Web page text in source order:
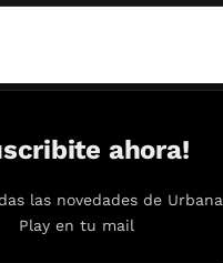
ahora!
las novedades de Urbana
Play en tu mail